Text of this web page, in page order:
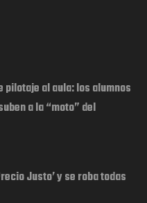
pilotaje al aula: los alumnos
a la “moto” del
Justo’ y se roba todas